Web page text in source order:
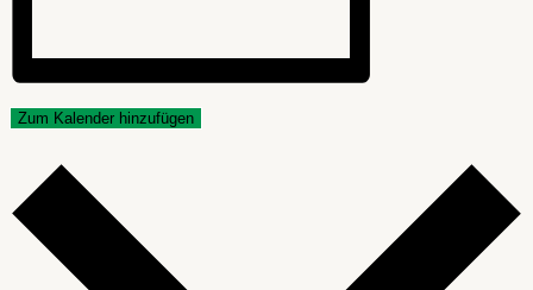
Zum Kalender hinzufügen